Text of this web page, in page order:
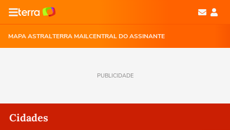
MAPA ASTRALTERRA MAILCENTRAL DO ASSINANTE
PUBLICIDADE
Cidades